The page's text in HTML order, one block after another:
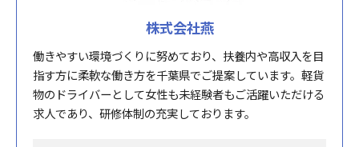
株式会社燕
働きやすい環境づくりに努めており、扶養内や高収入を目
指す方に柔軟な働き方を千葉県でご提案しています。軽貨
物のドライバーとして女性も未経験者もご活躍いただける
求人であり、研修体制の充実しております。